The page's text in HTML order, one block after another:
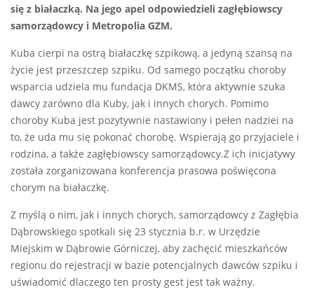
się z białaczką. Na jego apel odpowiedzieli zagłębiowscy
samorządowcy i Metropolia GZM.
Kuba cierpi na ostrą białaczkę szpikową, a jedyną szansą na
życie jest przeszczep szpiku. Od samego początku choroby
wsparcia udziela mu fundacja DKMS, która aktywnie szuka
dawcy zarówno dla Kuby, jak i innych chorych. Pomimo
choroby Kuba jest pozytywnie nastawiony i pełen nadziei na
to, że uda mu się pokonać chorobę. Wspierają go przyjaciele i
rodzina, a także zagłębiowscy samorządowcy.Z ich inicjatywy
została zorganizowana konferencja prasowa poświęcona
chorym na białaczkę.
Z myślą o nim, jak i innych chorych, samorządowcy z Zagłębia
Dąbrowskiego spotkali się 23 stycznia b.r. w Urzędzie
Miejskim w Dąbrowie Górniczej, aby zachęcić mieszkańców
regionu do rejestracji w bazie potencjalnych dawców szpiku i
uświadomić dlaczego ten prosty gest jest tak ważny.